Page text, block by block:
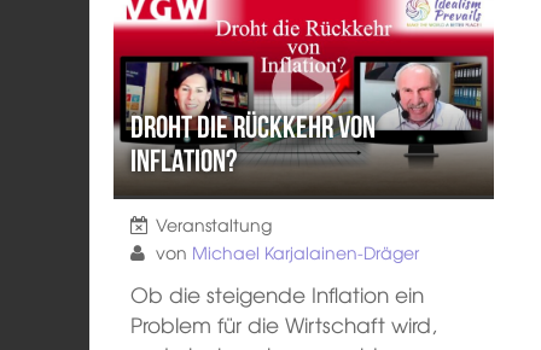
Droht die Rückkehr von
Inflation?
Veranstaltung
von Michael Karjalainen-Dräger
Ob die steigende Inflation ein
Problem für die Wirtschaft wird,